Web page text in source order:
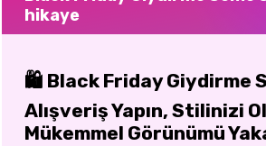
hikaye
🛍️ Black Friday Giydirme
Alışveriş Yapın, Stilinizi
Mükemmel Görünümü